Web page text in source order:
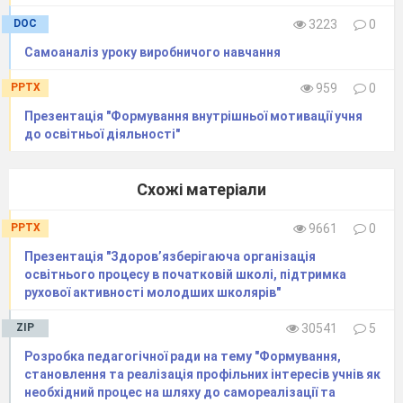
сільськогосподарським напрямом на базі
навчально-виховного комплексу, як умови
оптимальної професійної самореалізації таких
дітей, інтеграції їх у суспільство та
апробації
розробленої моделі в практиці діяльності
освітнього закладу зазначеної категорії.
одержання випускниками
кваліфікації «Плодоовочівник», «Тваринник»,
«Озеленювач», «Квітникар» та
працевлаштування на підприємствах. З 2015
«Муляр». Професійна підготовка
кваліфікованих робітників із заявлених
професій забезпечується розробленими
DOC 3223
0
Самоаналіз уроку виробничого навчання
PPTX 959
0
Презентація "Формування внутрішньої мотивації учня
до освітньої діяльності"
Схожі матеріали
PPTX 9661
0
Презентація "Здоров’язберігаюча організація
освітнього процесу в початковій школі, підтримка
рухової активності молодших школярів"
ZIP 30541
5
Розробка педагогічної ради на тему "Формування,
становлення та реалізація профільних інтересів учнів як
необхідний процес на шляху до самореалізації та